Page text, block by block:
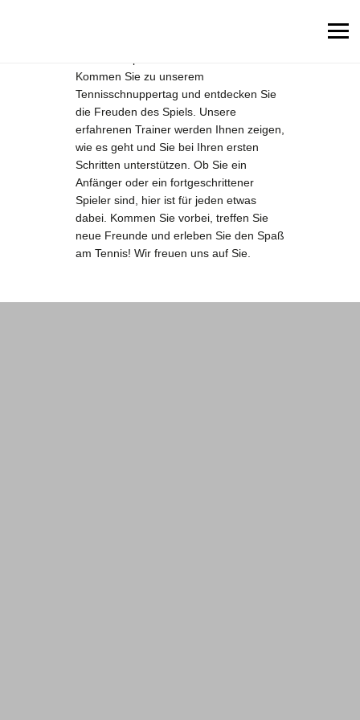
Fußball
Leichtathletik
Rope skipping
Tanzen
Turnen & Fitness
Tennis
Kommen Sie zu unserem
Tennisschnuppertag und entdecken Sie
die Freuden des Spiels. Unsere
erfahrenen Trainer werden Ihnen zeigen,
wie es geht und Sie bei Ihren ersten
Schritten unterstützen. Ob Sie ein
Anfänger oder ein fortgeschrittener
Spieler sind, hier ist für jeden etwas
dabei. Kommen Sie vorbei, treffen Sie
neue Freunde und erleben Sie den Spaß
am Tennis! Wir freuen uns auf Sie.